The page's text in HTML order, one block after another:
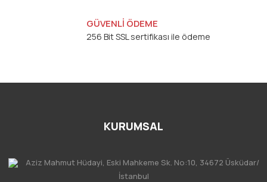
GÜVENLİ ÖDEME
256 Bit SSL sertifikası ile ödeme
KURUMSAL
Aziz Mahmut Hüdayi, Eski Mahkeme Sk. No:10, 34672 Üsküdar/
İstanbul